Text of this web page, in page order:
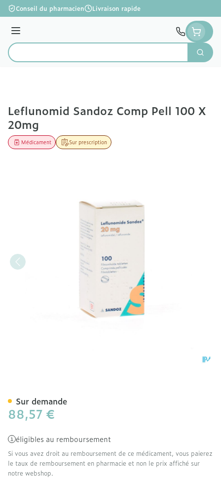
Aller au contenu
Conseil du pharmacien Livraison rapide
Menu
Rechercher
Leflunomid Sandoz Comp Pell 100 X
20mg
Sur prescription
Médicament
88,57 €
éligibles au remboursement
Si vous avez droit au remboursement de ce médicament, vous paierez
le taux de remboursement en pharmacie et non le prix affiché sur
notre webshop.
Sur demande